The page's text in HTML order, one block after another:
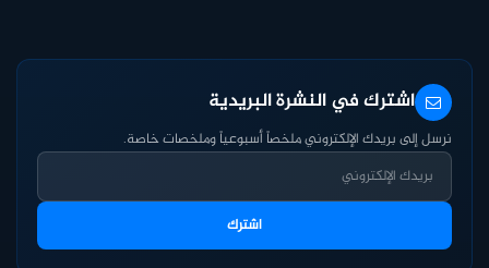
اشترك في النشرة البريدية
نرسل إلى بريدك الإلكتروني ملخصاً أسبوعياً وملخصات خاصة.
اشترك